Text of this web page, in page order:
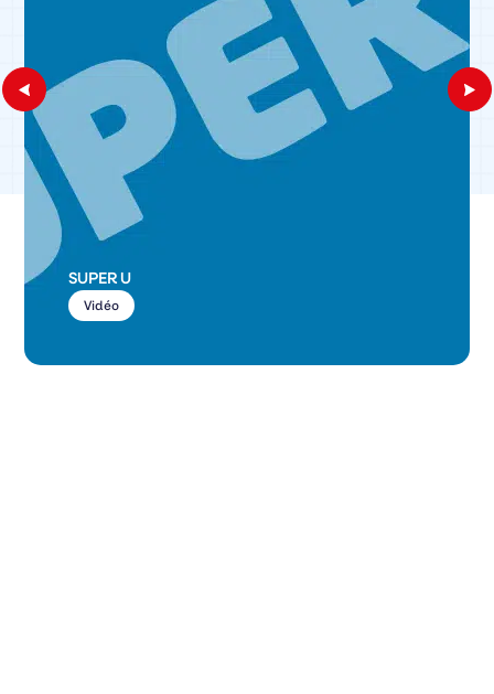
SUPER U
Vidéo